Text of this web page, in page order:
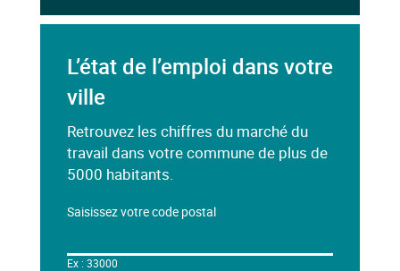
L’état de l’emploi dans votre
ville
Retrouvez les chiffres du marché du
travail dans votre commune de plus de
5000 habitants.
Saisissez votre code postal
le
Ex : 33000